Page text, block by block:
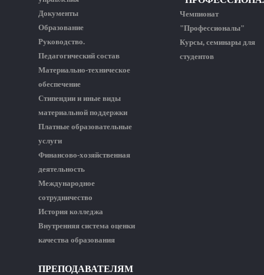
Документы
Образование
Руководство.
Педагогический состав
Материально-техническое
обеспечение
Стипендии и иные виды
материальной поддержки
Платные образовательные
услуги
Финансово-хозяйственная
деятельность
Международное
сотрудничество
История колледжа
Внутренняя система оценки
качества образования
ПРЕПОДАВАТЕЛЯМ
Чемпионат
"Профессионалы"
Курсы, семинары для
студентов